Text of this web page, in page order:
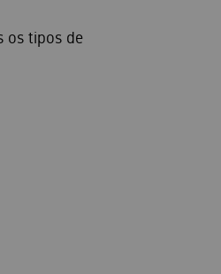
os tipos de